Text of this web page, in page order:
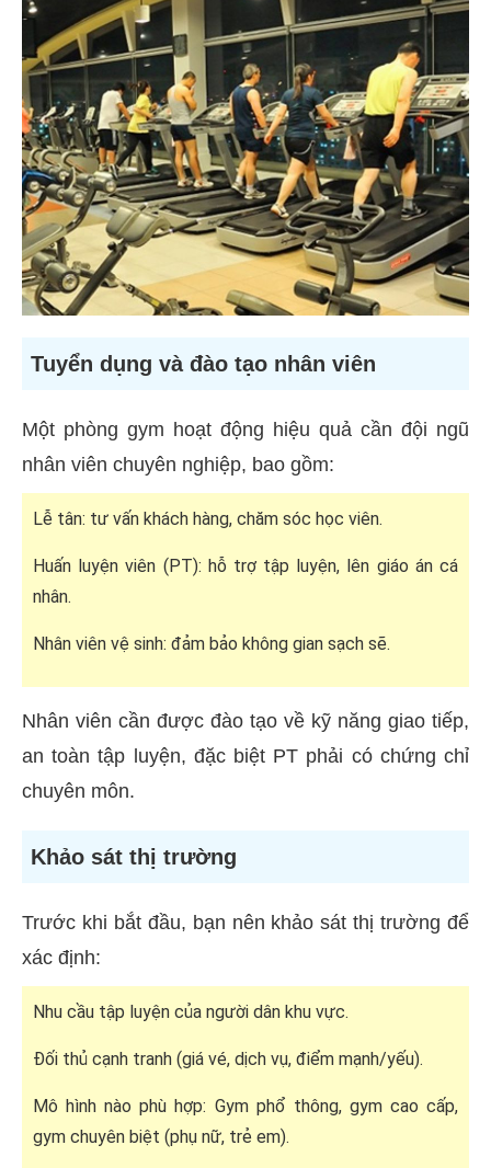
Tuyển dụng và đào tạo nhân viên
Một phòng gym hoạt động hiệu quả cần đội ngũ
nhân viên chuyên nghiệp, bao gồm:
Lễ tân: tư vấn khách hàng, chăm sóc học viên.
Huấn luyện viên (PT): hỗ trợ tập luyện, lên giáo án cá
nhân.
Nhân viên vệ sinh: đảm bảo không gian sạch sẽ.
Nhân viên cần được đào tạo về kỹ năng giao tiếp,
an toàn tập luyện, đặc biệt PT phải có chứng chỉ
chuyên môn.
Khảo sát thị trường
Trước khi bắt đầu, bạn nên khảo sát thị trường để
xác định:
Nhu cầu tập luyện của người dân khu vực.
Đối thủ cạnh tranh (giá vé, dịch vụ, điểm mạnh/yếu).
Mô hình nào phù hợp: Gym phổ thông, gym cao cấp,
gym chuyên biệt (phụ nữ, trẻ em).